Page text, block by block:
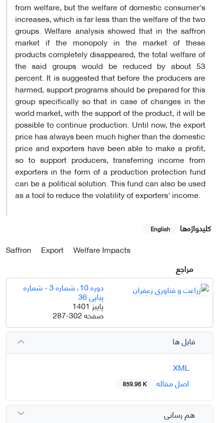
from welfare, but the welfare of domestic consumer's
increases, which is far less than the welfare of the two
groups. Welfare analysis showed that in the saffron
market if the monopoly in the market of these
products completely disappeared, the total welfare of
the said groups would be reduced by about 53
percent. It is suggested that before the producers are
harmed, support programs should be prepared for this
group specifically so that in case of changes in the
world market, with the support of the product, it will be
possible to continue production. Until now, the export
price has always been much higher than the domestic
price and exporters have been able to make a profit,
so to support producers, transferring income from
exporters in the form of a production protection fund
can be a political solution. This fund can also be used
as a tool to reduce the volatility of exporters' income.
کلیدواژه‌ها English
Saffron Export
Welfare Impacts
مراجع
دوره 10، شماره 3 - شماره
پیاپی 36
پاییز 1401
صفحه287-302
فایل ها
اصل مقاله
859.96 K
هم رسانی